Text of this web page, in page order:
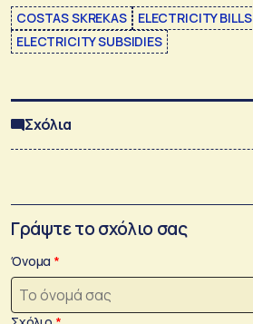
COSTAS SKREKAS
ELECTRICITY BILLS
ELECTRICITY SUBSIDIES
Σχόλια
Γράψτε το σχόλιο σας
Όνομα